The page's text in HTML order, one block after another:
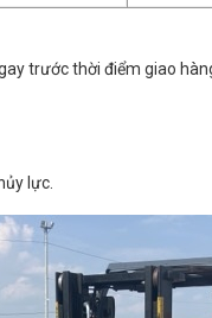
trước thời điểm giao
lực.